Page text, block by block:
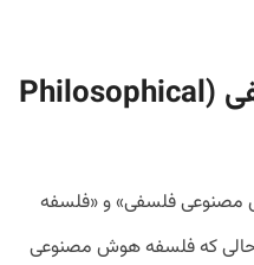
هوش مصنوعی فلسفی (Philosophical
مصنوعی فلسفی» و «فلسفه
که فلسفه هوش مصنوعی